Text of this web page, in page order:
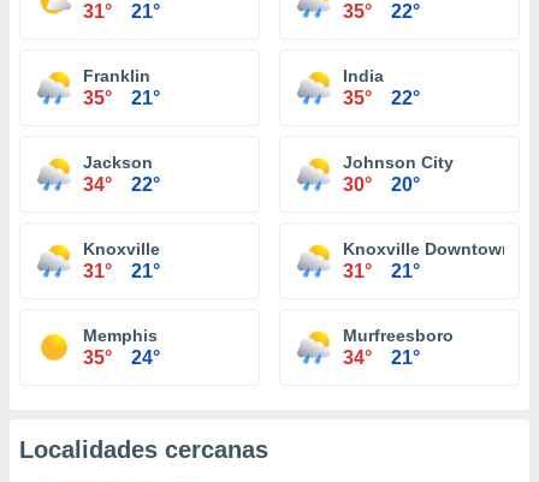
31° 21° 35° 22°
Franklin
35° 21°
India
35° 22°
Jackson
34° 22°
Johnson City
30° 20°
Knoxville
31° 21°
Knoxville Downtown
31° 21°
Memphis
35° 24°
Murfreesboro
34° 21°
Localidades cercanas